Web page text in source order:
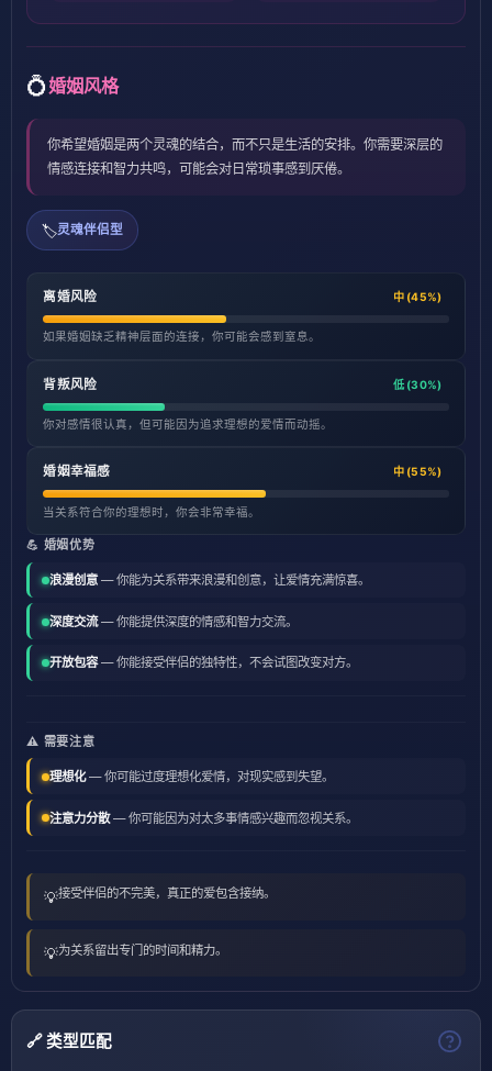
💍 婚姻风格
你希望婚姻是两个灵魂的结合，而不只是生活的安排。你需要深层的
情感连接和智力共鸣，可能会对日常琐事感到厌倦。
🏷️灵魂伴侣型
离婚风险 中 (45%)
如果婚姻缺乏精神层面的连接，你可能会感到窒息。
背叛风险 低 (30%)
你对感情很认真，但可能因为追求理想的爱情而动摇。
婚姻幸福感 中 (55%)
当关系符合你的理想时，你会非常幸福。
💪 婚姻优势
浪漫创意— 你能为关系带来浪漫和创意，让爱情充满惊喜。
深度交流— 你能提供深度的情感和智力交流。
开放包容— 你能接受伴侣的独特性，不会试图改变对方。
⚠️ 需要注意
理想化— 你可能过度理想化爱情，对现实感到失望。
注意力分散— 你可能因为对太多事情感兴趣而忽视关系。
💡接受伴侣的不完美，真正的爱包含接纳。
💡为关系留出专门的时间和精力。
🔗 类型匹配